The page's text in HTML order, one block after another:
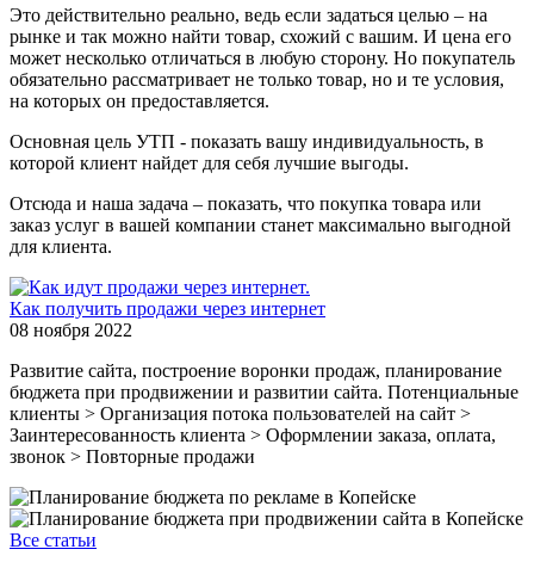
Это действительно реально, ведь если задаться целью – на
рынке и так можно найти товар, схожий с вашим. И цена его
может несколько отличаться в любую сторону. Но покупатель
обязательно рассматривает не только товар, но и те условия,
на которых он предоставляется.
Основная цель УТП - показать вашу индивидуальность, в
которой клиент найдет для себя лучшие выгоды.
Отсюда и наша задача – показать, что покупка товара или
заказ услуг в вашей компании станет максимально выгодной
для клиента.
Как получить продажи через интернет
08 ноября 2022
Развитие сайта, построение воронки продаж, планирование
бюджета при продвижении и развитии сайта. Потенциальные
клиенты > Организация потока пользователей на сайт >
Заинтересованность клиента > Оформлении заказа, оплата,
звонок > Повторные продажи
Все статьи